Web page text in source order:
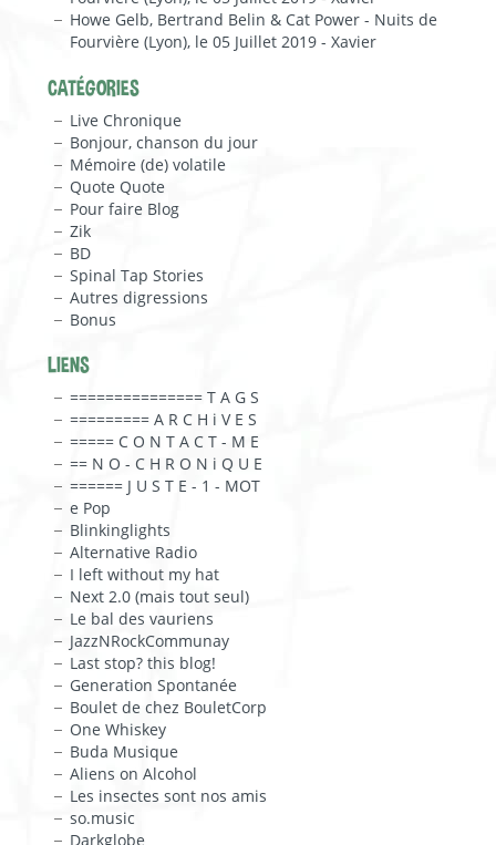
Howe Gelb, Bertrand Belin & Cat Power - Nuits de
Fourvière (Lyon), le 05 Juillet 2019 - Xavier
CATÉGORIES
Live Chronique
Bonjour, chanson du jour
Mémoire (de) volatile
Quote Quote
Pour faire Blog
Zik
BD
Spinal Tap Stories
Autres digressions
Bonus
LIENS
=============== T A G S
========= A R C H i V E S
===== C O N T A C T - M E
== N O - C H R O N i Q U E
====== J U S T E - 1 - MOT
e Pop
Blinkinglights
Alternative Radio
I left without my hat
Next 2.0 (mais tout seul)
Le bal des vauriens
JazzNRockCommunay
Last stop? this blog!
Generation Spontanée
Boulet de chez BouletCorp
One Whiskey
Buda Musique
Aliens on Alcohol
Les insectes sont nos amis
so.music
Darkglobe